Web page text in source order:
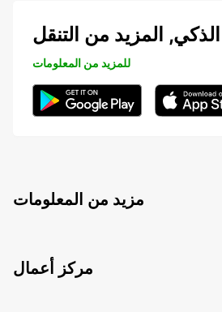
الذكي, المزيد من التنقل
للمزيد من المعلومات
مزيد من المعلومات
مركز أعمال